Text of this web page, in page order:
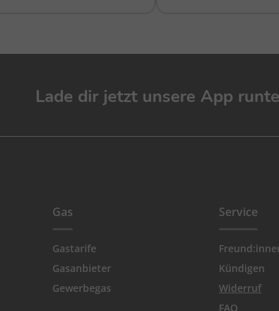
Lade dir jetzt unsere App
Gas
Gastarife
Gasanbieter
Gewerbegas
Service
Kündigen
Widerruf
FAQ